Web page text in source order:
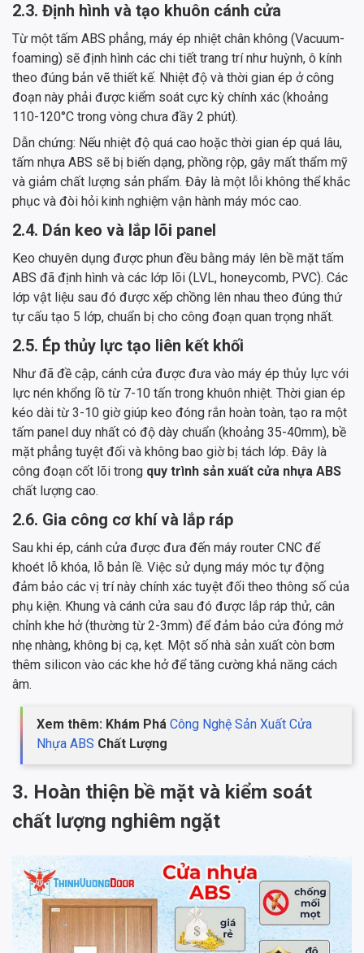
2.3. Định hình và tạo khuôn cánh cửa
Từ một tấm ABS phẳng, máy ép nhiệt chân không (Vacuum-
foaming) sẽ định hình các chi tiết trang trí như huỳnh, ô kính
theo đúng bản vẽ thiết kế. Nhiệt độ và thời gian ép ở công
đoạn này phải được kiểm soát cực kỳ chính xác (khoảng
110-120°C trong vòng chưa đầy 2 phút).
Dẫn chứng: Nếu nhiệt độ quá cao hoặc thời gian ép quá lâu,
tấm nhựa ABS sẽ bị biến dạng, phồng rộp, gây mất thẩm mỹ
và giảm chất lượng sản phẩm. Đây là một lỗi không thể khắc
phục và đòi hỏi kinh nghiệm vận hành máy móc cao.
2.4. Dán keo và lắp lõi panel
Keo chuyên dụng được phun đều bằng máy lên bề mặt tấm
ABS đã định hình và các lớp lõi (LVL, honeycomb, PVC). Các
lớp vật liệu sau đó được xếp chồng lên nhau theo đúng thứ
tự cấu tạo 5 lớp, chuẩn bị cho công đoạn quan trọng nhất.
2.5. Ép thủy lực tạo liên kết khối
Như đã đề cập, cánh cửa được đưa vào máy ép thủy lực với
lực nén khổng lồ từ 7-10 tấn trong khuôn nhiệt. Thời gian ép
kéo dài từ 3-10 giờ giúp keo đóng rắn hoàn toàn, tạo ra một
tấm panel duy nhất có độ dày chuẩn (khoảng 35-40mm), bề
mặt phẳng tuyệt đối và không bao giờ bị tách lớp. Đây là
công đoạn cốt lõi trong quy trình sản xuất cửa nhựa ABS
chất lượng cao.
2.6. Gia công cơ khí và lắp ráp
Sau khi ép, cánh cửa được đưa đến máy router CNC để
khoét lỗ khóa, lỗ bản lề. Việc sử dụng máy móc tự động
đảm bảo các vị trí này chính xác tuyệt đối theo thông số của
phụ kiện. Khung và cánh cửa sau đó được lắp ráp thử, cân
chỉnh khe hở (thường từ 2-3mm) để đảm bảo cửa đóng mở
nhẹ nhàng, không bị cạ, kẹt. Một số nhà sản xuất còn bơm
thêm silicon vào các khe hở để tăng cường khả năng cách
âm.
Xem thêm: Khám Phá Công Nghệ Sản Xuất Cửa
Nhựa ABS Chất Lượng
3. Hoàn thiện bề mặt và kiểm soát
chất lượng nghiêm ngặt